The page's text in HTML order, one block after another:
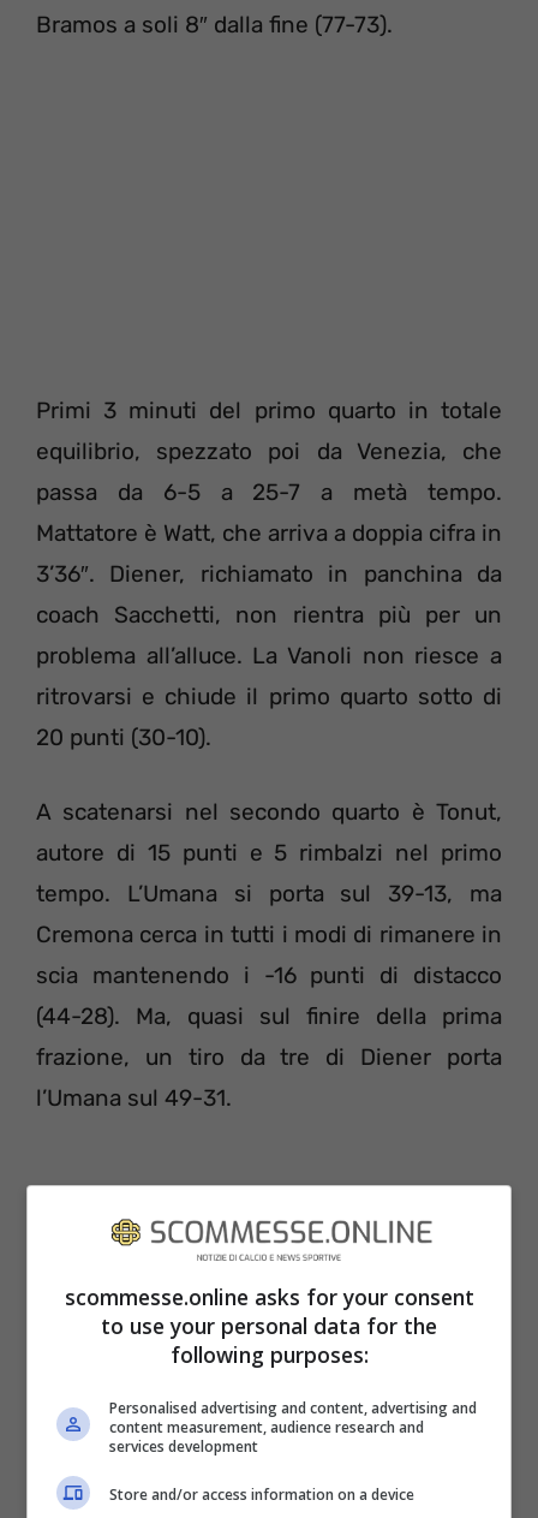
Bramos a soli 8″ dalla fine (77-73).
Primi 3 minuti del primo quarto in totale
equilibrio, spezzato poi da Venezia, che
passa da 6-5 a 25-7 a metà tempo.
Mattatore è Watt, che arriva a doppia cifra in
3’36″. Diener, richiamato in panchina da
coach Sacchetti, non rientra più per un
problema all’alluce. La Vanoli non riesce a
ritrovarsi e chiude il primo quarto sotto di
20 punti (30-10).
A scatenarsi nel secondo quarto è Tonut,
autore di 15 punti e 5 rimbalzi nel primo
tempo. L’Umana si porta sul 39-13, ma
Cremona cerca in tutti i modi di rimanere in
scia mantenendo i -16 punti di distacco
(44-28). Ma, quasi sul finire della prima
frazione, un tiro da tre di Diener porta
l’Umana sul 49-31.
Nel secondo tempo, rientra in campo una
scommesse.online asks for your consent
to use your personal data for the
following purposes:
Personalised advertising and content, advertising and
content measurement, audience research and
services development
Store and/or access information on a device